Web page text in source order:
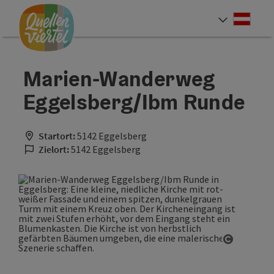
Zum Inhalt
Zur Navigation
Zum Seitenanfang
Marien-Wanderweg
Eggelsberg/Ibm Runde
Startort:5142 Eggelsberg
Zielort:5142 Eggelsberg